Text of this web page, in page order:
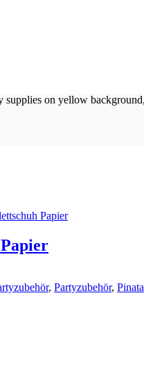
, Partyzubehör, Pinata